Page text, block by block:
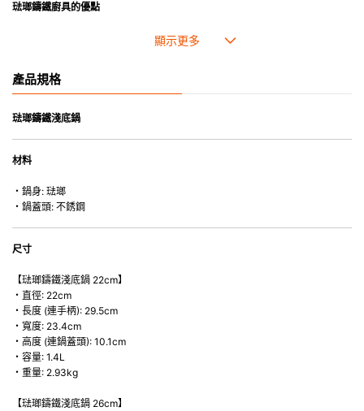
琺瑯鑄鐵廚具的優點
• 琺瑯鑄鐵傳熱性均勻，不會產生過熱點。
• 重身的鍋蓋能有助防止蒸氣溜走,易於 保持食物的原汁原味。
• 琺瑯抗酸鹼，不會殘留氣味，安全衛生。
產品規格
琺瑯鑄鐵淺底鍋
材料
・鍋身: 琺瑯
・鍋蓋頭: 不銹鋼
尺寸
【琺瑯鑄鐵淺底鍋 22cm】
・直徑: 22cm
・長度 (連手柄): 29.5cm
・寬度: 23.4cm
・高度 (連鍋蓋頭): 10.1cm
・容量: 1.4L
・重量: 2.93kg
【琺瑯鑄鐵淺底鍋 26cm】